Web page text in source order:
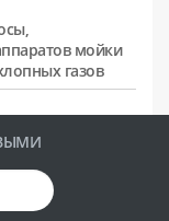
мойки
газов